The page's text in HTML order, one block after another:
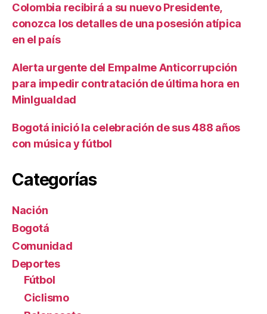
Colombia recibirá a su nuevo Presidente,
conozca los detalles de una posesión atípica
en el país
Alerta urgente del Empalme Anticorrupción
para impedir contratación de última hora en
MinIgualdad
Bogotá inició la celebración de sus 488 años
con música y fútbol
Categorías
Nación
Bogotá
Comunidad
Deportes
Fútbol
Ciclismo